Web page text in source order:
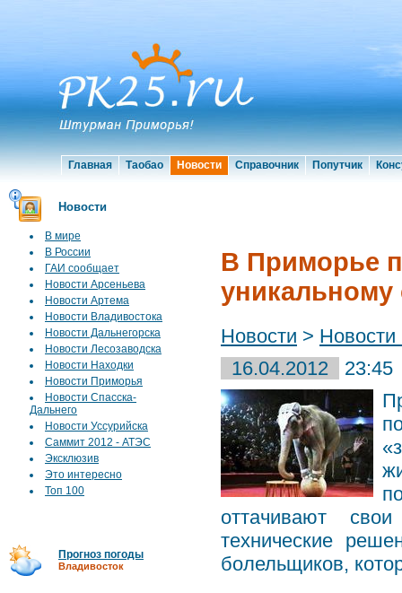
Главная Таобао Новости Справочник Попутчик
Новости
В мире
В России
ГАИ сообщает
Новости Арсеньева
Новости Артема
Новости Владивостока
Новости Дальнегорска
Новости Лесозаводска
Новости Находки
Новости Приморья
Новости Спасска-
Дальнего
Новости Уссурийска
Саммит 2012 - АТЭС
Эксклюзив
Это интересно
Топ 100
Прогноз погоды
Владивосток
В Приморье
Новости >
16.04.2012
23:45
оттачивают
технические
болельщиков,